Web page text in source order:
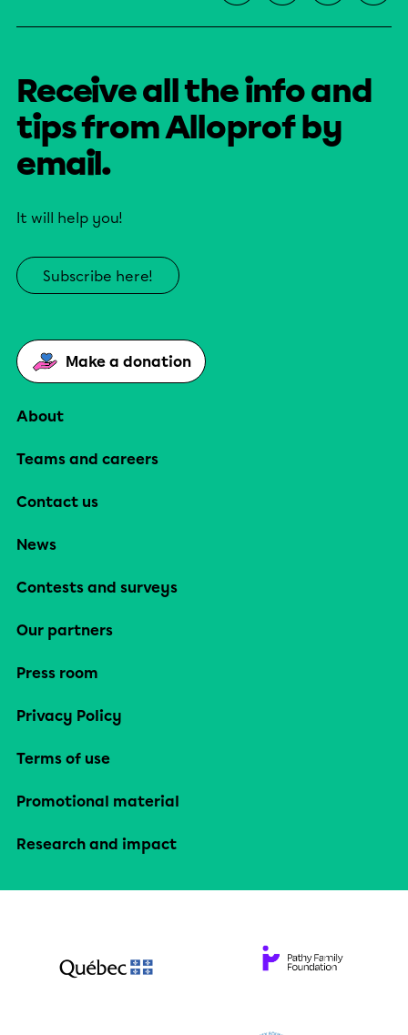
Receive all the info and
tips from Alloprof by
email.
It will help you!
Subscribe here!
Make a donation
About
Teams and careers
Contact us
News
Contests and surveys
Our partners
Press room
Privacy Policy
Terms of use
Promotional material
Research and impact